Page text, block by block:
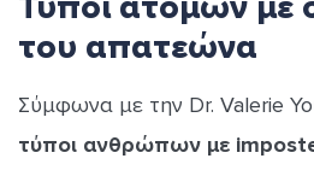
του απατεώνα
Σύμφωνα με την Dr. Valerie
τύποι ανθρώπων με